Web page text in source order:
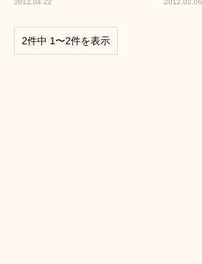
2件中 1〜2件を表示